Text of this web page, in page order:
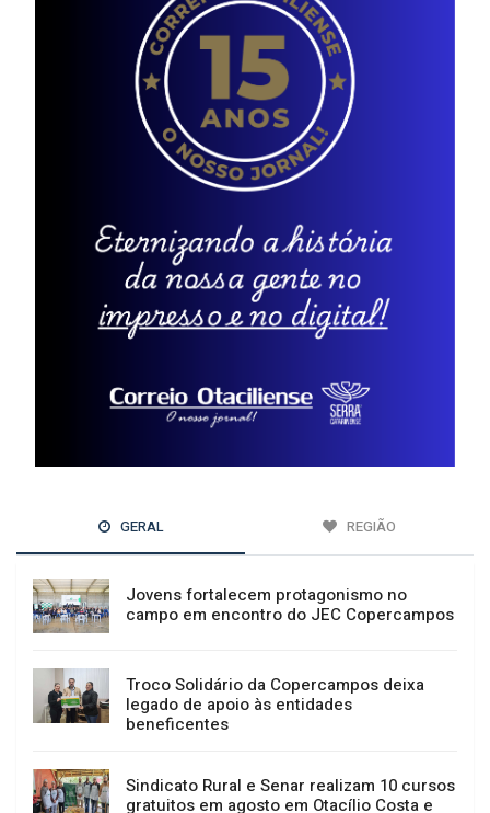
GERAL REGIÃO
Jovens fortalecem protagonismo no
campo em encontro do JEC Copercampos
Troco Solidário da Copercampos deixa
legado de apoio às entidades
beneficentes
Sindicato Rural e Senar realizam 10 cursos
gratuitos em agosto em Otacílio Costa e